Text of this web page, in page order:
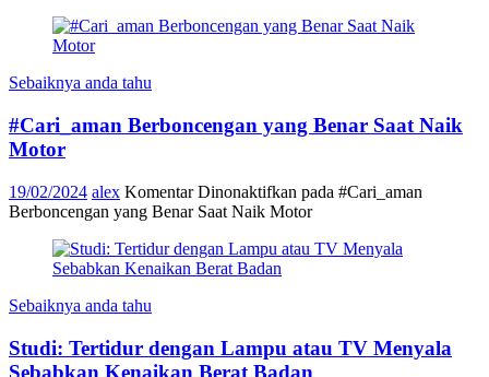
Sebaiknya anda tahu
#Cari_aman Berboncengan yang Benar Saat Naik
Motor
19/02/2024 alex Komentar Dinonaktifkan pada #Cari_aman
Berboncengan yang Benar Saat Naik Motor
Sebaiknya anda tahu
Studi: Tertidur dengan Lampu atau TV Menyala
Sebabkan Kenaikan Berat Badan